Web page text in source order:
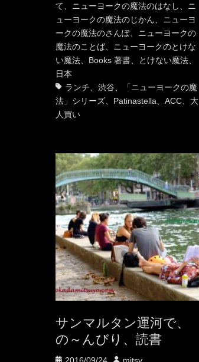
ゴ
リ
ー
て
ニューヨークの魔法のはなし
ニ
ューヨークの魔法のじかん
ニューヨ
ークの魔法のさんぽ、 ニューヨークの
魔法のことば
ニューヨークのとけな
い魔法
Books 著書 とけない魔法
日本
ランチ 、渋谷
「ニューヨークの魔
法」シリーズ
Patinastella 、ACC
大
人買い
サンマルタン運河で、
の～んびり、読書
投 2016/09/24 投 mitsy